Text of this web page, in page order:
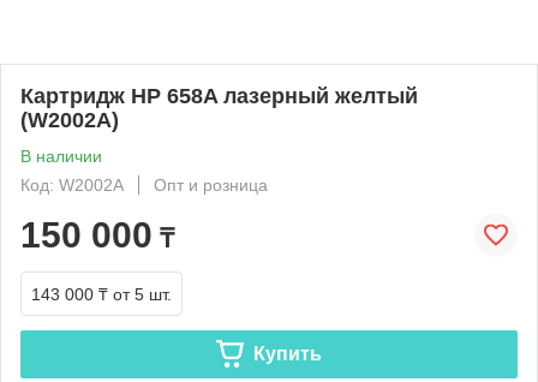
Картридж HP 658A лазерный желтый
(W2002A)
В наличии
Код: W2002A
Опт и розница
150 000 ₸
143 000 ₸ от 5 шт.
Купить